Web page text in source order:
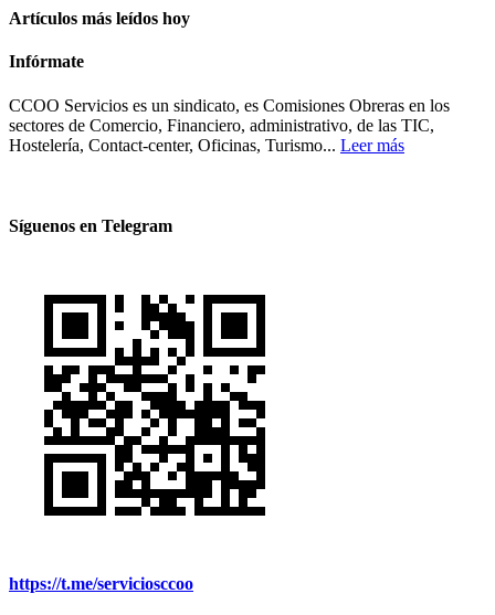
Artículos más leídos hoy
Infórmate
CCOO Servicios es un sindicato, es Comisiones Obreras en los
sectores de Comercio, Financiero, administrativo, de las TIC,
Hostelería, Contact-center, Oficinas, Turismo... Leer más
Síguenos en Telegram
https://t.me/serviciosccoo